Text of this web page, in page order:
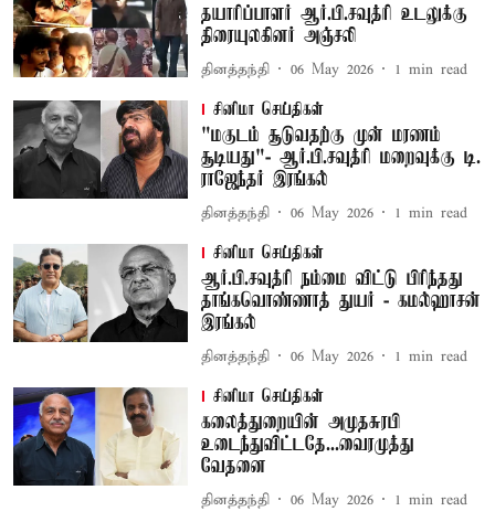
தயாரிப்பாளர் ஆர்.பி.சவுத்ரி உடலுக்கு
திரையுலகினர் அஞ்சலி
தினத்தந்தி 06 May 2026 1 min read
சினிமா செய்திகள்
"மகுடம் சூடுவதற்கு முன் மரணம்
சூடியது"- ஆர்.பி.சவுத்ரி மறைவுக்கு டி.
ராஜேந்தர் இரங்கல்
தினத்தந்தி 06 May 2026 1 min read
சினிமா செய்திகள்
ஆர்.பி.சவுத்ரி நம்மை விட்டு பிரிந்தது
தாங்கவொண்ணாத் துயர் - கமல்ஹாசன்
இரங்கல்
தினத்தந்தி 06 May 2026 1 min read
சினிமா செய்திகள்
கலைத்துறையின் அமுதசுரபி
உடைந்துவிட்டதே...வைரமுத்து
வேதனை
தினத்தந்தி 06 May 2026 1 min read